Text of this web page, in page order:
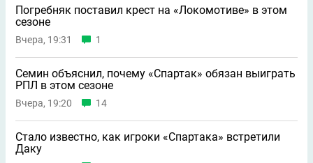
Погребняк поставил крест на «Локомотиве» в этом
сезоне
Вчера, 19:31 1
Семин объяснил, почему «Спартак» обязан выиграть
РПЛ в этом сезоне
Вчера, 19:20 14
Стало известно, как игроки «Спартака» встретили
Даку